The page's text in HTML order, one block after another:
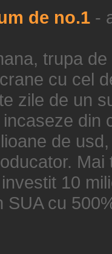
de no.1 -
trupa
cu cel
zile de un
din
de
10
SUA cu